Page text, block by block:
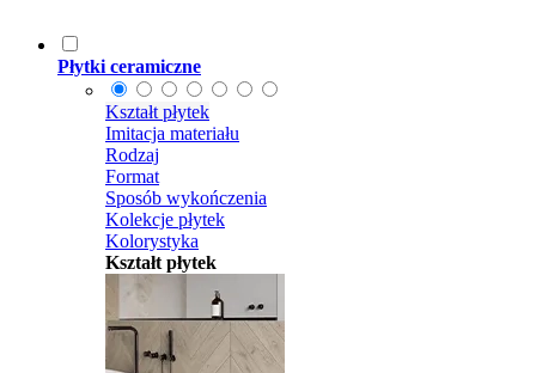
Płytki ceramiczne
Kształt płytek
Imitacja materiału
Rodzaj
Format
Sposób wykończenia
Kolekcje płytek
Kolorystyka
Kształt płytek